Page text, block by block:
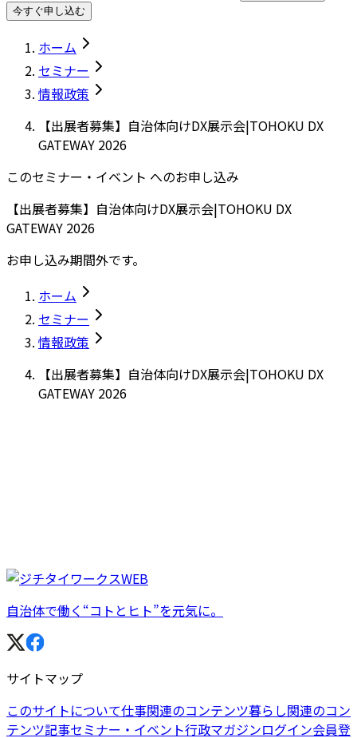
今すぐ申し込む
ホーム
セミナー
情報政策
【出展者募集】自治体向けDX展示会|TOHOKU DX
GATEWAY 2026
このセミナー・イベント へのお申し込み
【出展者募集】自治体向けDX展示会|TOHOKU DX
GATEWAY 2026
お申し込み期間外です。
ホーム
セミナー
情報政策
【出展者募集】自治体向けDX展示会|TOHOKU DX
GATEWAY 2026
自治体で働く“コトとヒト”を元気に。
サイトマップ
このサイトについて仕事関連のコンテンツ暮らし関連のコン
テンツ記事セミナー・イベント行政マガジンログイン会員登